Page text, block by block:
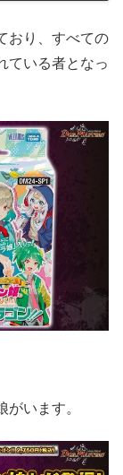
おり、すべての
ている者となっ
います。